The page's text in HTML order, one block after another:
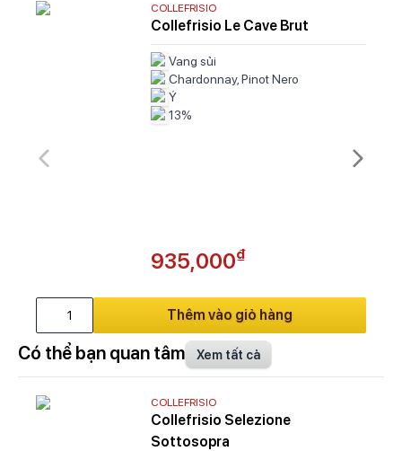
COLLEFRISIO
Collefrisio Le Cave Brut
Vang sủi
Chardonnay, Pinot Nero
Ý
13%
935,000₫
Thêm vào giỏ hàng
Có thể bạn quan tâm Xem tất cả
COLLEFRISIO
Collefrisio Selezione
Sottosopra